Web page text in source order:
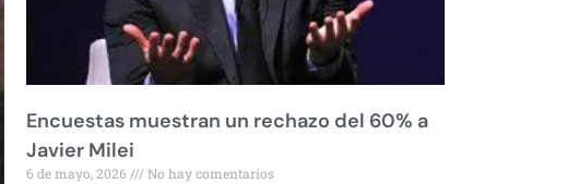
Encuestas muestran un rechazo del 60% a
Javier Milei
6 de mayo, 2026 No hay comentarios